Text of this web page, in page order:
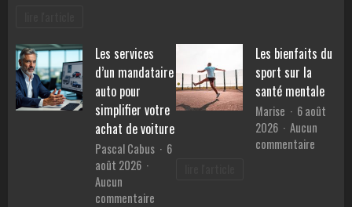
artisanaux
fabriqués
en
Provence
?
cette
Les services
d’un mandataire
auto pour
simplifier votre
achat de voiture
Pascal Cabus
6
août 2026
Aucun
commentaire
Les bienfaits du
sport sur la
santé mentale
Marise
6 août
2026
Aucun
commentaire